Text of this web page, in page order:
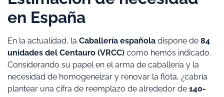
en España
En la actualidad, la Caballería española dispone de 84
unidades del Centauro (VRCC) como hemos indicado.
Considerando su papel en el arma de caballería y la
necesidad de homogeneizar y renovar la flota, ¿cabría
plantear una cifra de reemplazo de alrededor de 140-